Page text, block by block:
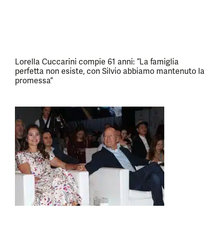
Lorella Cuccarini compie 61 anni: “La famiglia
perfetta non esiste, con Silvio abbiamo mantenuto la
promessa”